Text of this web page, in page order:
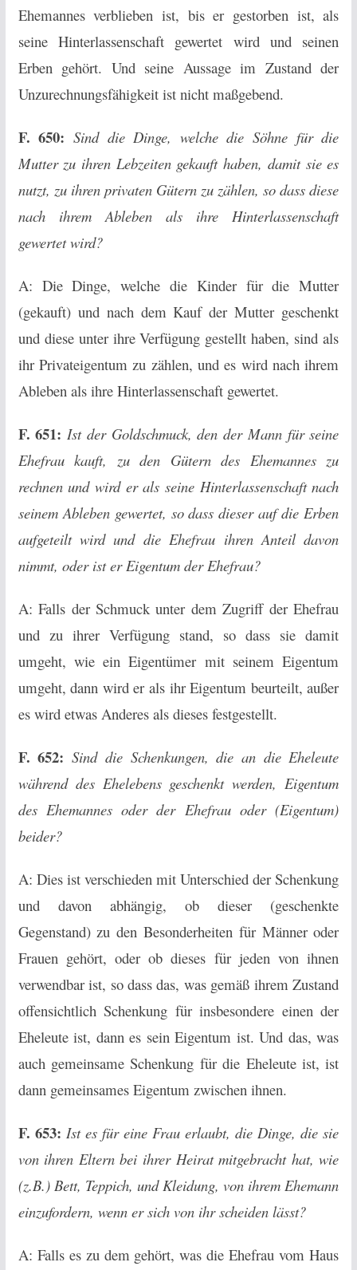
Ehemannes verblieben ist, bis er gestorben ist, als
seine Hinterlassenschaft gewertet wird und seinen
Erben gehört. Und seine Aussage im Zustand der
Unzurechnungsfähigkeit ist nicht maßgebend.
F. 650: Sind die Dinge, welche die Söhne für die
Mutter zu ihren Lebzeiten gekauft haben, damit sie es
nutzt, zu ihren privaten Gütern zu zählen, so dass diese
nach ihrem Ableben als ihre Hinterlassenschaft
gewertet wird?
A: Die Dinge, welche die Kinder für die Mutter
(gekauft) und nach dem Kauf der Mutter geschenkt
und diese unter ihre Verfügung gestellt haben, sind als
ihr Privateigentum zu zählen, und es wird nach ihrem
Ableben als ihre Hinterlassenschaft gewertet.
F. 651: Ist der Goldschmuck, den der Mann für seine
Ehefrau kauft, zu den Gütern des Ehemannes zu
rechnen und wird er als seine Hinterlassenschaft nach
seinem Ableben gewertet, so dass dieser auf die Erben
aufgeteilt wird und die Ehefrau ihren Anteil davon
nimmt, oder ist er Eigentum der Ehefrau?
A: Falls der Schmuck unter dem Zugriff der Ehefrau
und zu ihrer Verfügung stand, so dass sie damit
umgeht, wie ein Eigentümer mit seinem Eigentum
umgeht, dann wird er als ihr Eigentum beurteilt, außer
es wird etwas Anderes als dieses festgestellt.
F. 652: Sind die Schenkungen, die an die Eheleute
während des Ehelebens geschenkt werden, Eigentum
des Ehemannes oder der Ehefrau oder (Eigentum)
beider?
A: Dies ist verschieden mit Unterschied der Schenkung
und davon abhängig, ob dieser (geschenkte
Gegenstand) zu den Besonderheiten für Männer oder
Frauen gehört, oder ob dieses für jeden von ihnen
verwendbar ist, so dass das, was gemäß ihrem Zustand
offensichtlich Schenkung für insbesondere einen der
Eheleute ist, dann es sein Eigentum ist. Und das, was
auch gemeinsame Schenkung für die Eheleute ist, ist
dann gemeinsames Eigentum zwischen ihnen.
F. 653: Ist es für eine Frau erlaubt, die Dinge, die sie
von ihren Eltern bei ihrer Heirat mitgebracht hat, wie
(z.B.) Bett, Teppich, und Kleidung, von ihrem Ehemann
einzufordern, wenn er sich von ihr scheiden lässt?
A: Falls es zu dem gehört, was die Ehefrau vom Haus